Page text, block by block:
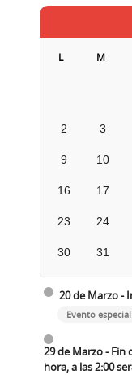
L M
2 3
9 10
16 17
23 24
30 31
20 de Marzo -
Evento especial
29 de Marzo -
hora, a las 2:00